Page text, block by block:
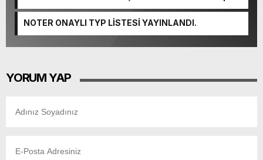
NOTER ONAYLI TYP LİSTESİ YAYINLANDI.
YORUM YAP